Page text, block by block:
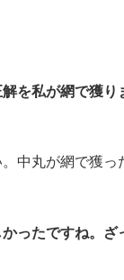
私が網で獲り
中丸が網で獲っ
ったですね。ざ